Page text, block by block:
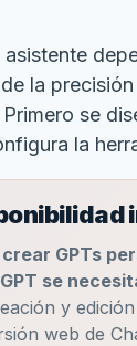
la
se
la
GPTs
se
y
web de